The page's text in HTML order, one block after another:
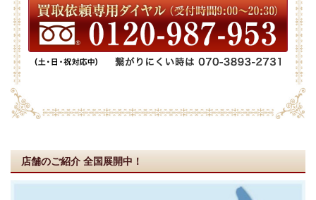
店舗のご紹介 全国展開中！